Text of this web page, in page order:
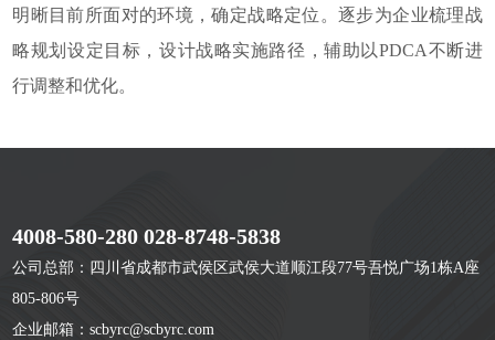
明晰目前所面对的环境，确定战略定位。逐步为企业梳理战
略规划设定目标，设计战略实施路径，辅助以PDCA不断进
行调整和优化。
4008-580-280 028-8748-5838
公司总部：四川省成都市武侯区武侯大道顺江段77号吾悦广场1栋A座
805-806号
企业邮箱：scbyrc@scbyrc.com